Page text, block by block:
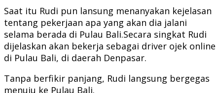
Saat itu Rudi pun lansung menanyakan kejelasan
tentang pekerjaan apa yang akan dia jalani
selama berada di Pulau Bali.Secara singkat Rudi
dijelaskan akan bekerja sebagai driver ojek online
di Pulau Bali, di daerah Denpasar.
Tanpa berfikir panjang, Rudi langsung bergegas
menuju ke Pulau Bali.